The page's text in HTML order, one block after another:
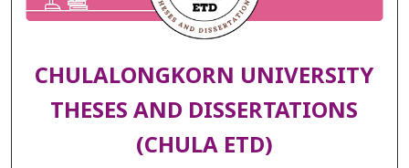
CHULALONGKORN UNIVERSITY
THESES AND DISSERTATIONS
(CHULA ETD)